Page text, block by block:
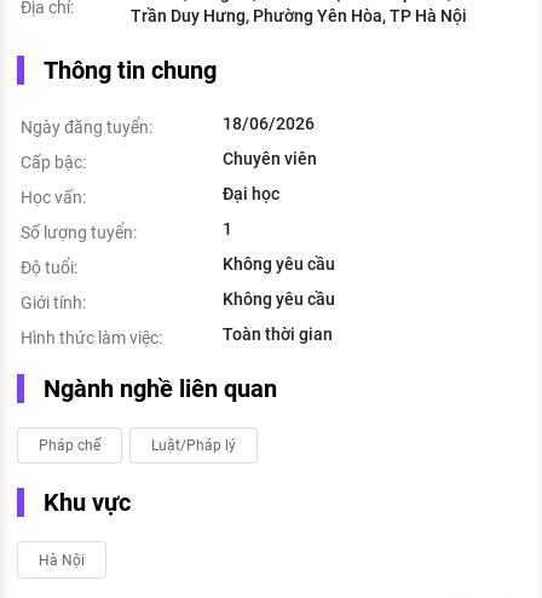
Địa chỉ:
Trần Duy Hưng, Phường Yên Hòa, TP Hà Nội
Thông tin chung
Ngày đăng tuyển:
18/06/2026
Cấp bậc:
Chuyên viên
Học vấn:
Đại học
Số lượng tuyển:
1
Độ tuổi:
Không yêu cầu
Giới tính:
Không yêu cầu
Hình thức làm việc:
Toàn thời gian
Ngành nghề liên quan
Pháp chế Luật/Pháp lý
Khu vực
Hà Nội